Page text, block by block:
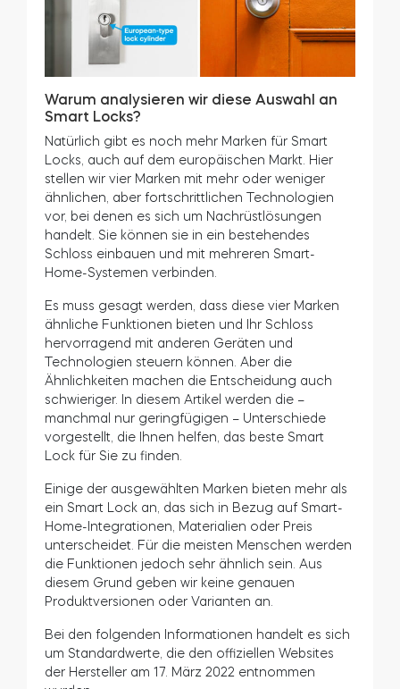
Warum analysieren wir diese Auswahl an
Smart Locks?
Natürlich gibt es noch mehr Marken für Smart
Locks, auch auf dem europäischen Markt. Hier
stellen wir vier Marken mit mehr oder weniger
ähnlichen, aber fortschrittlichen Technologien
vor, bei denen es sich um Nachrüstlösungen
handelt. Sie können sie in ein bestehendes
Schloss einbauen und mit mehreren Smart-
Home-Systemen verbinden.
Es muss gesagt werden, dass diese vier Marken
ähnliche Funktionen bieten und Ihr Schloss
hervorragend mit anderen Geräten und
Technologien steuern können. Aber die
Ähnlichkeiten machen die Entscheidung auch
schwieriger. In diesem Artikel werden die –
manchmal nur geringfügigen – Unterschiede
vorgestellt, die Ihnen helfen, das beste Smart
Lock für Sie zu finden.
Einige der ausgewählten Marken bieten mehr als
ein Smart Lock an, das sich in Bezug auf Smart-
Home-Integrationen, Materialien oder Preis
unterscheidet. Für die meisten Menschen werden
die Funktionen jedoch sehr ähnlich sein. Aus
diesem Grund geben wir keine genauen
Produktversionen oder Varianten an.
Bei den folgenden Informationen handelt es sich
um Standardwerte, die den offiziellen Websites
der Hersteller am 17. März 2022 entnommen